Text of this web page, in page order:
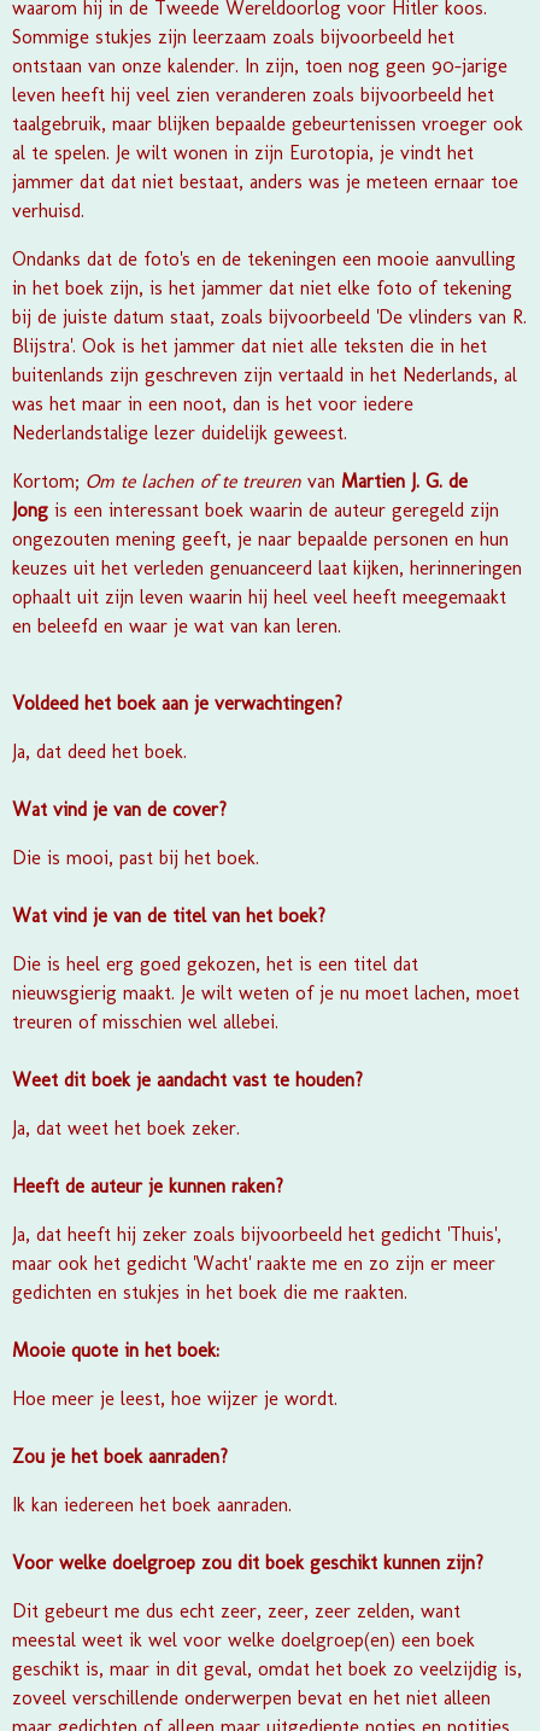
waarom hij in de Tweede Wereldoorlog voor Hitler koos.
Sommige stukjes zijn leerzaam zoals bijvoorbeeld het
ontstaan van onze kalender. In zijn, toen nog geen 90-jarige
leven heeft hij veel zien veranderen zoals bijvoorbeeld het
taalgebruik, maar blijken bepaalde gebeurtenissen vroeger ook
al te spelen. Je wilt wonen in zijn Eurotopia, je vindt het
jammer dat dat niet bestaat, anders was je meteen ernaar toe
verhuisd.
Ondanks dat de foto's en de tekeningen een mooie aanvulling
in het boek zijn, is het jammer dat niet elke foto of tekening
bij de juiste datum staat, zoals bijvoorbeeld 'De vlinders van R.
Blijstra'. Ook is het jammer dat niet alle teksten die in het
buitenlands zijn geschreven zijn vertaald in het Nederlands, al
was het maar in een noot, dan is het voor iedere
Nederlandstalige lezer duidelijk geweest.
Kortom; Om te lachen of te treuren van Martien J. G. de
Jong is een interessant boek waarin de auteur geregeld zijn
ongezouten mening geeft, je naar bepaalde personen en hun
keuzes uit het verleden genuanceerd laat kijken, herinneringen
ophaalt uit zijn leven waarin hij heel veel heeft meegemaakt
en beleefd en waar je wat van kan leren.
Voldeed het boek aan je verwachtingen?
Ja, dat deed het boek.
Wat vind je van de cover?
Die is mooi, past bij het boek.
Wat vind je van de titel van het boek?
Die is heel erg goed gekozen, het is een titel dat
nieuwsgierig maakt. Je wilt weten of je nu moet lachen, moet
treuren of misschien wel allebei.
Weet dit boek je aandacht vast te houden?
Ja, dat weet het boek zeker.
Heeft de auteur je kunnen raken?
Ja, dat heeft hij zeker zoals bijvoorbeeld het gedicht 'Thuis',
maar ook het gedicht 'Wacht' raakte me en zo zijn er meer
gedichten en stukjes in het boek die me raakten.
Mooie quote in het boek:
Hoe meer je leest, hoe wijzer je wordt.
Zou je het boek aanraden?
Ik kan iedereen het boek aanraden.
Voor welke doelgroep zou dit boek geschikt kunnen zijn?
Dit gebeurt me dus echt zeer, zeer, zeer zelden, want
meestal weet ik wel voor welke doelgroep(en) een boek
geschikt is, maar in dit geval, omdat het boek zo veelzijdig is,
zoveel verschillende onderwerpen bevat en het niet alleen